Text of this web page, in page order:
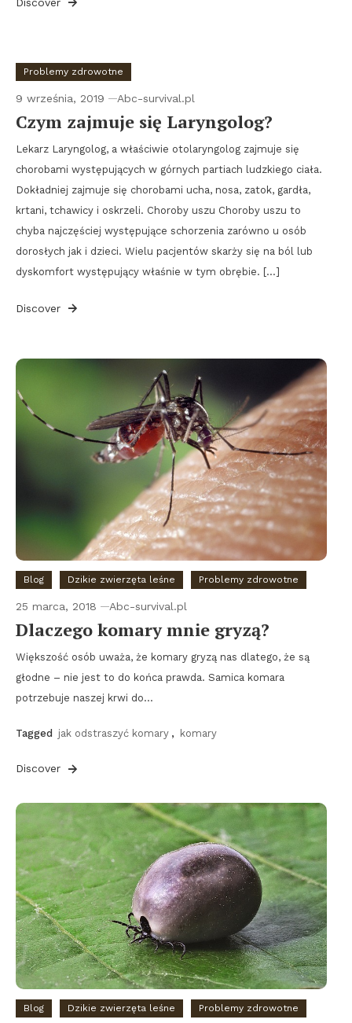
Problemy zdrowotne
9 września, 2019 Abc-survival.pl
Czym zajmuje się Laryngolog?
Lekarz Laryngolog, a właściwie otolaryngolog zajmuje się
chorobami występujących w górnych partiach ludzkiego ciała.
Dokładniej zajmuje się chorobami ucha, nosa, zatok, gardła,
krtani, tchawicy i oskrzeli. Choroby uszu Choroby uszu to
chyba najczęściej występujące schorzenia zarówno u osób
dorosłych jak i dzieci. Wielu pacjentów skarży się na ból lub
dyskomfort występujący właśnie w tym obrębie. […]
Discover
Blog Dzikie zwierzęta leśne Problemy zdrowotne
25 marca, 2018 Abc-survival.pl
Dlaczego komary mnie gryzą?
Większość osób uważa, że komary gryzą nas dlatego, że są
głodne – nie jest to do końca prawda. Samica komara
potrzebuje naszej krwi do…
Tagged jak odstraszyć komary , komary
Discover
Blog Dzikie zwierzęta leśne Problemy zdrowotne